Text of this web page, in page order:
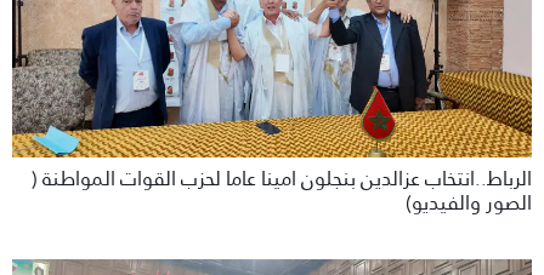
الرباط..انتخاب عزالدين بنجلون امينا عاما لحزب القوات المواطنة (
الصور والفيديو)